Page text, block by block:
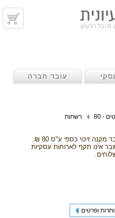
עובד חברה
- 80 רשתות
מקנה זיכוי כספי ע"ס 80 ₪.
אינו תקף לארוחות עסקיות
ופרטים